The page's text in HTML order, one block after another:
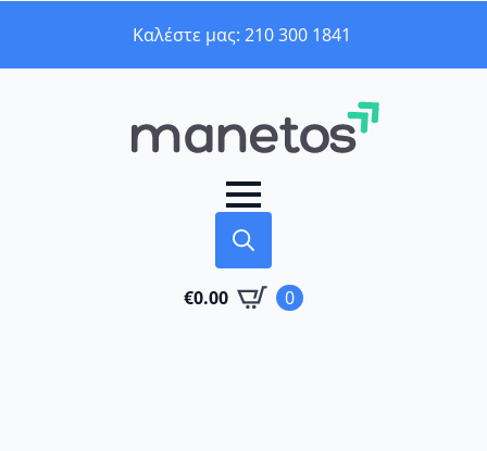
Καλέστε μας: 210 300 1841
for:
€0.00 0